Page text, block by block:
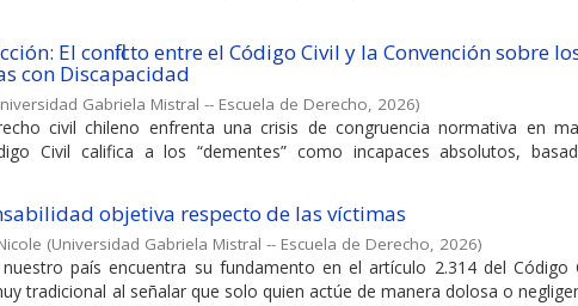
El conflicto entre el Código Civil y la Convención sobre
con Discapacidad
Gabriela Mistral -- Escuela de Derecho, 2026)
civil chileno enfrenta una crisis de congruencia normativa en
Civil califica a los “dementes” como incapaces absolutos,
objetiva respecto de las víctimas
(Universidad Gabriela Mistral -- Escuela de Derecho, 2026)
país encuentra su fundamento en el artículo 2.314 del Código
tradicional al señalar que solo quien actúe de manera dolosa o